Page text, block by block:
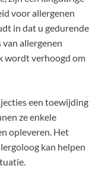
voor allergenen
in dat u gedurende
allergenen
wordt verhoogd om
een toewijding
ze enkele
opleveren. Het
kan helpen